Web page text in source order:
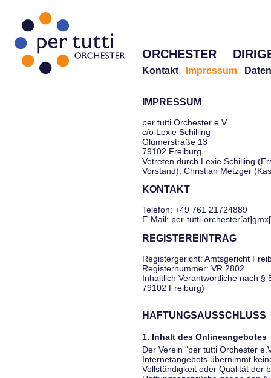
ORCHESTER
Kontakt Impressum
IMPRESSUM
per tutti Orchester e.V.
c/o Lexie Schilling
Glümerstraße 13
79102 Freiburg
Vetreten durch Lexie Schilling
Vorstand), Christian Metzger
KONTAKT
Telefon: +49 761 21724889
E-Mail: per-tutti-
REGISTEREINTRAG
Registergericht: Amtsgericht
Registernummer: VR 2802
Inhaltlich Verantwortliche nach §
79102 Freiburg)
HAFTUNGSAUSSCHLUSS
1. Inhalt des Onlineangebotes
Der Verein "per tutti Orchester
Internetangebots übernimmt
Vollständigkeit oder Qualität der